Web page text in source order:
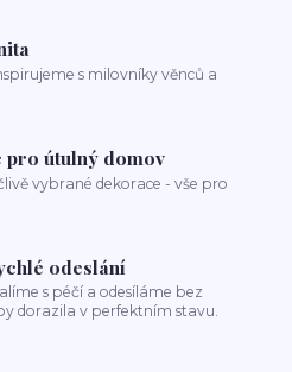
s milovníky věnců a
pro útulný domov
vybrané dekorace - vše pro
odeslání
s péčí a odesíláme bez
dorazila v perfektním stavu.